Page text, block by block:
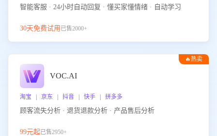
智能客服 · 24小时自动回复 · 懂买家懂情绪 · 自动学习
30天免费试用 已售2000+
🔥热卖
VOC.AI
淘宝 | 京东 | 抖音 | 快手 | 拼多多
顾客流失分析 · 退货退款分析 · 产品售后分析
99元起已售2950+